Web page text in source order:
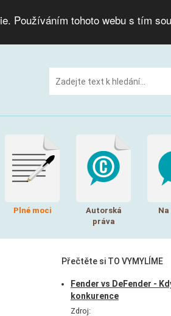
Používáním tohoto webu s tím
Plné moci
Autorská
práva
Přečtěte si TO VYMYLÍME
Fender vs DeFender -
konkurence
Zdroj: